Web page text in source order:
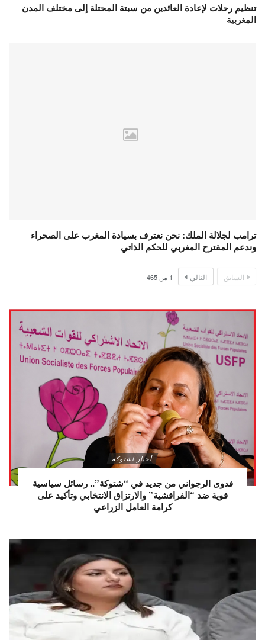
تنظيم رحلات لإعادة العائدين من سبتة المحتلة إلى مختلف المدن
المغربية
ترامب لجلالة الملك: نحن نعترف بسيادة المغرب على الصحراء
وندعم المقترح المغربي للحكم الذاتي
السابق التالي 1 من 465
أخبار اشتوكة
فدوى الرجواني من جديد في “شتوكة”.. رسائل سياسية
قوية ضد “الفراقشية” والارتزاق الانتخابي وتأكيد على
كرامة العامل الزراعي